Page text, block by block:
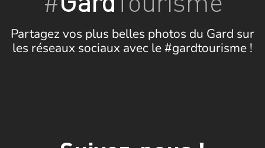
Partagez vos plus belles photos du Gard sur
les réseaux sociaux avec le #gardtourisme !